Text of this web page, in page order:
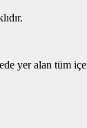
yer alan tüm